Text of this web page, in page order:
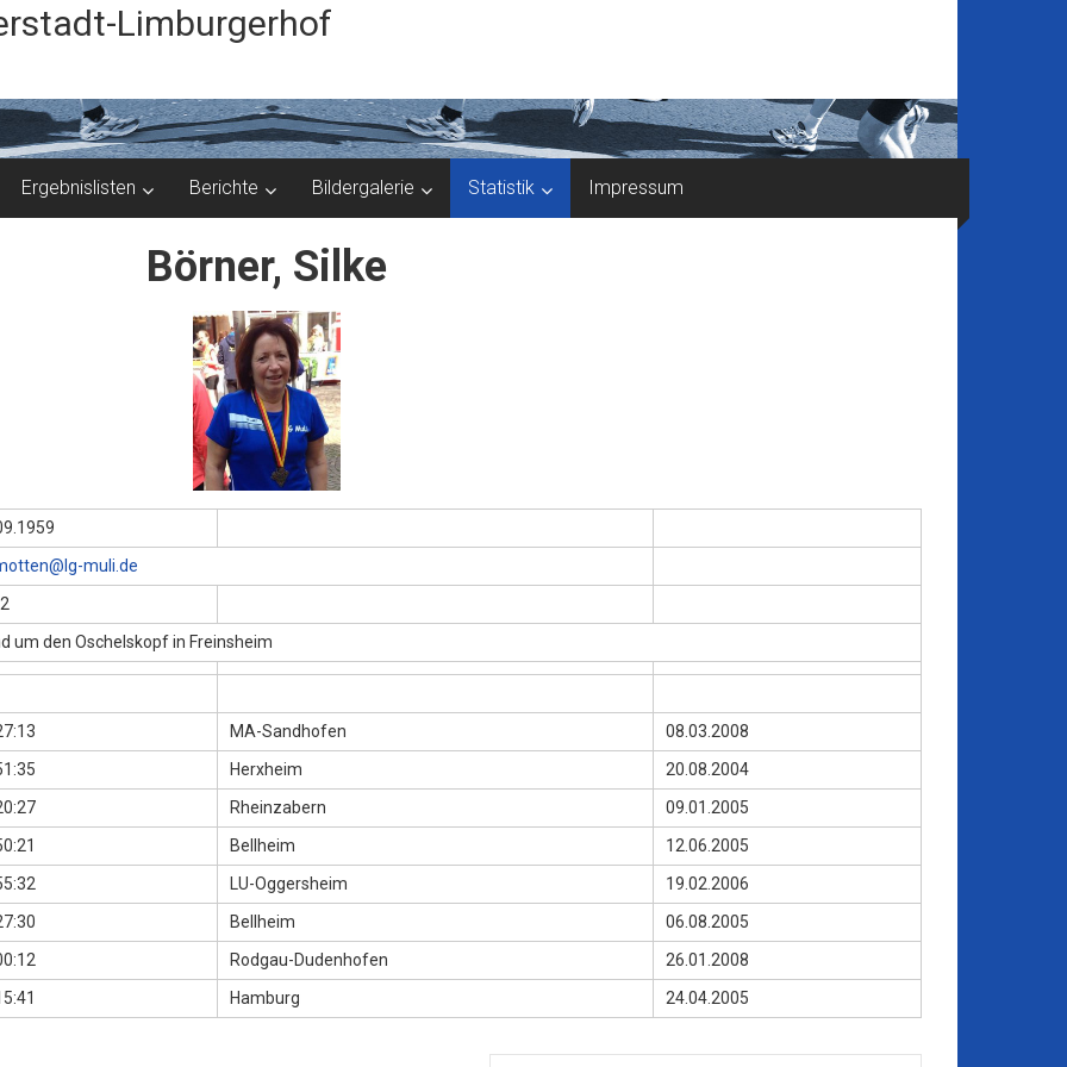
Limburgerhof
Ergebnislisten Berichte Bildergalerie Statistik Impressum
Börner, Silke
muli.de
um den Oschelskopf in Freinsheim
MA-Sandhofen
08.03.2008
Herxheim
20.08.2004
Rheinzabern
09.01.2005
Bellheim
12.06.2005
LU-Oggersheim
19.02.2006
Bellheim
06.08.2005
Rodgau-Dudenhofen
26.01.2008
Hamburg 24.04.2005